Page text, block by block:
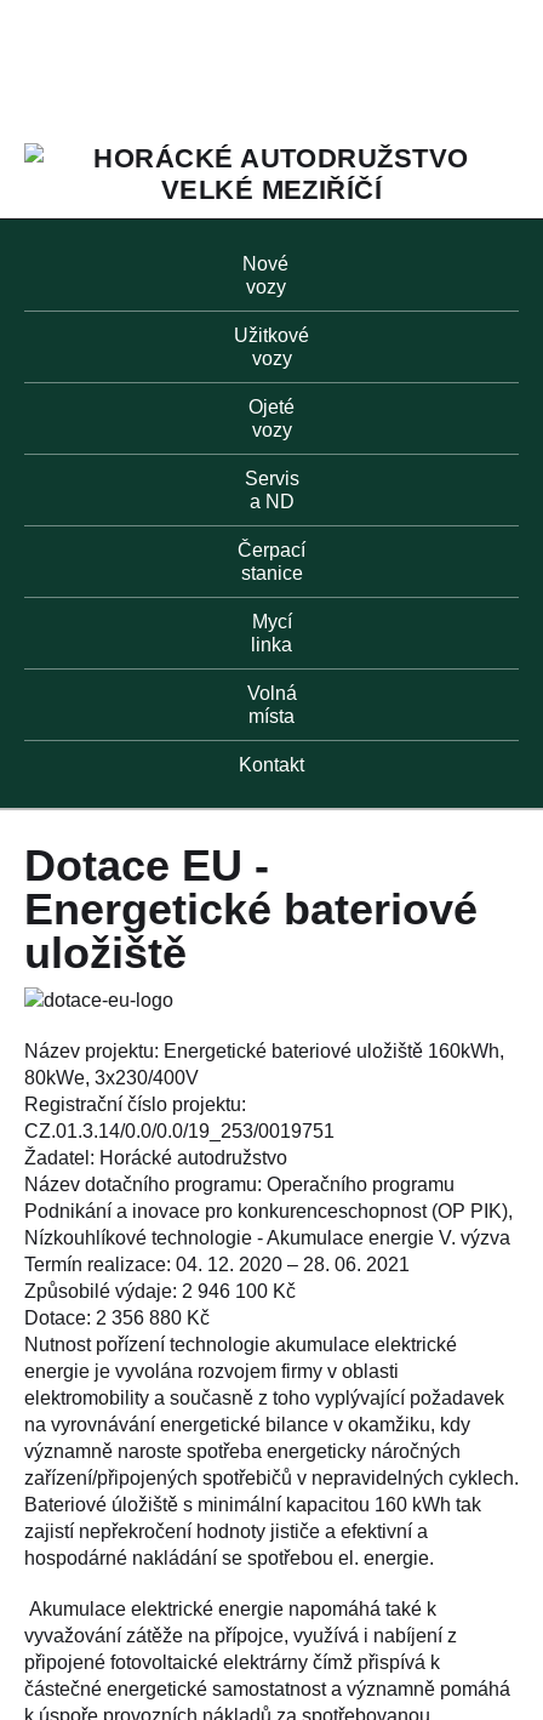
Nové
vozy
Užitkové
vozy
Ojeté
vozy
Servis
a ND
Čerpací
stanice
Mycí
linka
Volná
místa
Kontakt
Dotace EU -
Energetické bateriové
uložiště
Název projektu: Energetické bateriové uložiště 160kWh,
80kWe, 3x230/400V
Registrační číslo projektu:
CZ.01.3.14/0.0/0.0/19_253/0019751
Žadatel: Horácké autodružstvo
Název dotačního programu: Operačního programu
Podnikání a inovace pro konkurenceschopnost (OP PIK),
Nízkouhlíkové technologie - Akumulace energie V. výzva
Termín realizace: 04. 12. 2020 – 28. 06. 2021
Způsobilé výdaje: 2 946 100 Kč
Dotace: 2 356 880 Kč
Nutnost pořízení technologie akumulace elektrické
energie je vyvolána rozvojem firmy v oblasti
elektromobility a současně z toho vyplývající požadavek
na vyrovnávání energetické bilance v okamžiku, kdy
významně naroste spotřeba energeticky náročných
zařízení/připojených spotřebičů v nepravidelných cyklech.
Bateriové úložiště s minimální kapacitou 160 kWh tak
zajistí nepřekročení hodnoty jističe a efektivní a
hospodárné nakládání se spotřebou el. energie.
Akumulace elektrické energie napomáhá také k
vyvažování zátěže na přípojce, využívá i nabíjení z
připojené fotovoltaické elektrárny čímž přispívá k
částečné energetické samostatnost a významně pomáhá
k úspoře provozních nákladů za spotřebovanou